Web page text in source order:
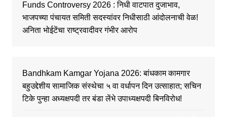
Funds Controversy 2026 : निधी वाटपात दुजाभाव,
भाजपच्या पंचायत समिती सदस्यांवर निधीसाठी आंदोलनाची वेळ!
अनिता भोईटेंचा राष्ट्रवादीवर गंभीर आरोप
Bandhkam Kamgar Yojana 2026: बांधकाम कामगार
बहुउद्देशीय सामाजिक संस्थेचा ५ वा वर्धापन दिन उत्साहात; सचिन
टिके पुन्हा अध्यक्षपदी तर बंडा लेंभे उपाध्यक्षपदी बिनविरोध!